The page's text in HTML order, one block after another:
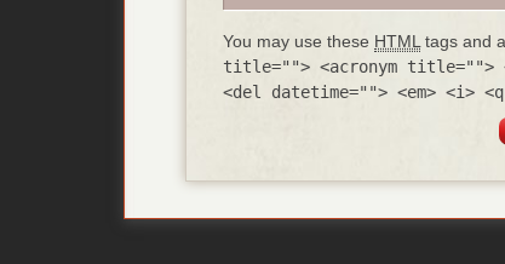
You may use these HTML tags and
title=""> <acronym title="">
<del datetime=""> <em> <i>